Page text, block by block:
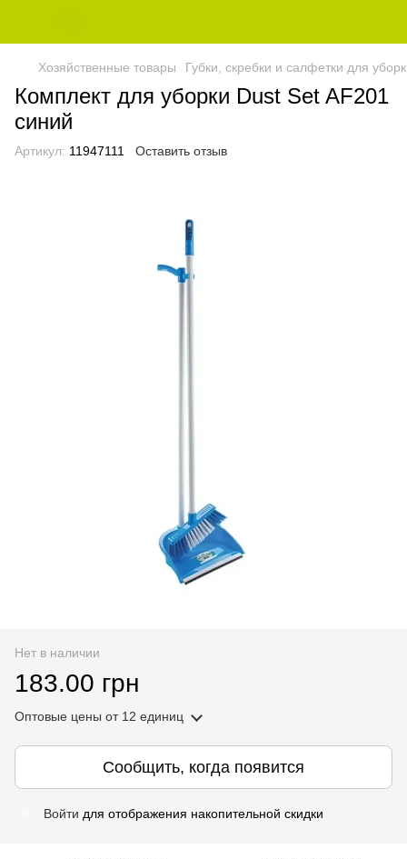
Хозяйственные товары Губки, скребки и салфетки для
Комплект для уборки Dust Set AF201
синий
Артикул: 11947111 Оставить отзыв
Нет в наличии
183.00 грн
Оптовые цены от 12 единиц
Сообщить, когда появится
Войти для отображения накопительной скидки